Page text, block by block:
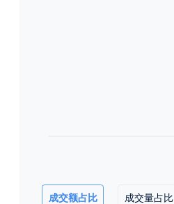
成交额占比 成交量占比